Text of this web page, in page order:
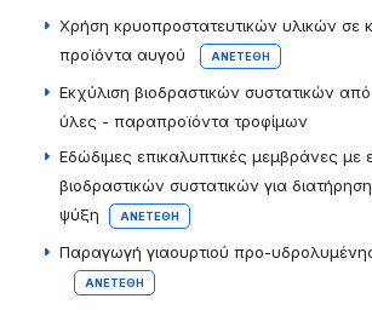
Χρήση κρυοπροστατευτικών υλικών σε
προϊόντα αυγού
ΑΝΕΤΈΘΗ
Εκχύλιση βιοδραστικών συστατικών
ύλες - παραπροϊόντα τροφίμων
Εδώδιμες επικαλυπτικές μεμβράνες
βιοδραστικών συστατικών για
ψύξη
ΑΝΕΤΈΘΗ
Παραγωγή γιαουρτιού προ-
ΑΝΕΤΈΘΗ